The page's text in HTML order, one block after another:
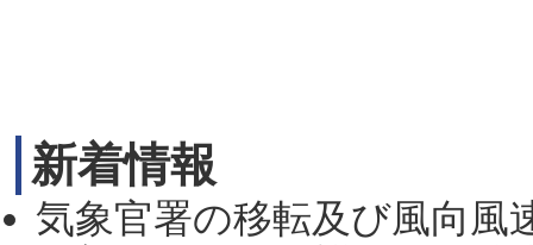
新着情報
気象官署の移転及び風向風